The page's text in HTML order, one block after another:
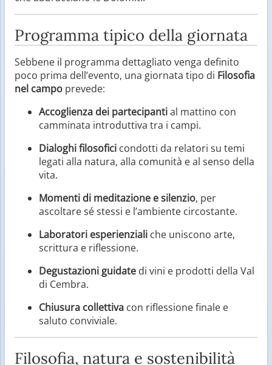
Programma tipico della giornata
Sebbene il programma dettagliato venga definito
poco prima dell’evento, una giornata tipo di Filosofia
nel campo prevede:
Accoglienza dei partecipantial mattino con
camminata introduttiva tra i campi.
Dialoghi filosofici condotti da relatori su temi
legati alla natura, alla comunità e al senso della
vita.
Momenti di meditazione e silenzio, per
ascoltare sé stessi e l’ambiente circostante.
Laboratori esperienziali che uniscono arte,
scrittura e riflessione.
Degustazioni guidate di vini e prodotti della Val
di Cembra.
Chiusura collettiva con riflessione finale e
saluto conviviale.
Filosofia, natura e sostenibilità